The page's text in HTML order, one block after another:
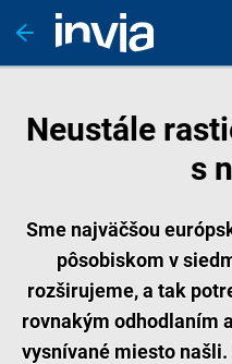
Neustále
s
Sme najväčšou
pôsobiskom v
rozširujeme, a tak
rovnakým odhodlaním
vysnívané miesto